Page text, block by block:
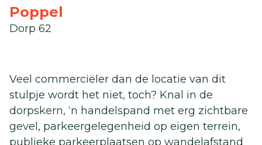
Poppel
Dorp 62
Veel commerciëler dan de locatie van dit
stulpje wordt het niet, toch? Knal in de
dorpskern, ‘n handelspand met erg zichtbare
gevel, parkeergelegenheid op eigen terrein,
publieke parkeerplaatsen op wandelafstand